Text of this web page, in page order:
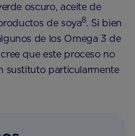
oscuro, aceite de
de soya8. Si bien
de los Omega 3 de
que este proceso no
sustituto particularmente